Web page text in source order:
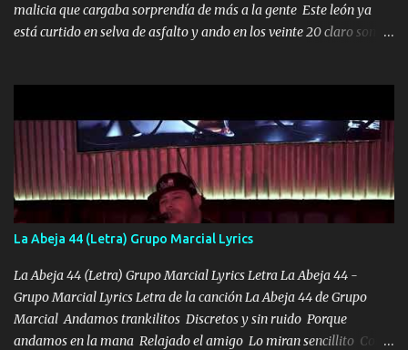
malicia que cargaba sorprendía de más a la gente Este león ya
está curtido en selva de asfalto y ando en los veinte 20 claro son
pa más pues hay charola les voy a dar hasta topar pues no hay de
otra Música Surcando bien mi camino voy por mi línea no veo a
los lados aquel que no corre vuela no se me duerm voy chicoteado
Ya pasé varias hazañas ya tienen rato que me agarran el colmillo
de este León los estatales no sé esperaron Al tiro esta la PrimiZa
también la nueve que cargo al lado doy la mano al que su amigo y
al traicionero damos pa abajo Y No me paran aquí hay pa más
pues hay charola les voy a dar hasta topar pues no hay de otra...
La Abeja 44 (Letra) Grupo Marcial Lyrics
La Abeja 44 (Letra) Grupo Marcial Lyrics Letra La Abeja 44 -
Grupo Marcial Lyrics Letra de la canción La Abeja 44 de Grupo
Marcial Andamos trankilitos Discretos y sin ruido Porque
andamos en la mana Relajado el amigo Lo miran sencillito Con